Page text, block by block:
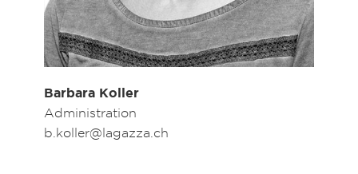
Barbara Koller
Administration
b.koller@lagazza.ch